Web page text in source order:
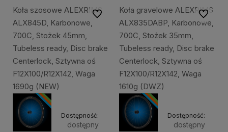
Koła szosowe ALEXRIMS
ALX845D, Karbonowe,
700C, Stożek 45mm,
Tubeless ready, Disc brake
Centerlock, Sztywna oś
F12X100/R12X142, Waga
1690g (NEW)
Dostępność:
dostępny
Do ulubionychKoła gravelowe ALEXRIMS
ALX835DABP, Karbonowe,
700C, Stożek 35mm,
Tubeless ready, Disc brake
Centerlock, Sztywna oś
F12X100/R12X142, Waga
1610g (DWZ)
Dostępność:
dostępny
Do